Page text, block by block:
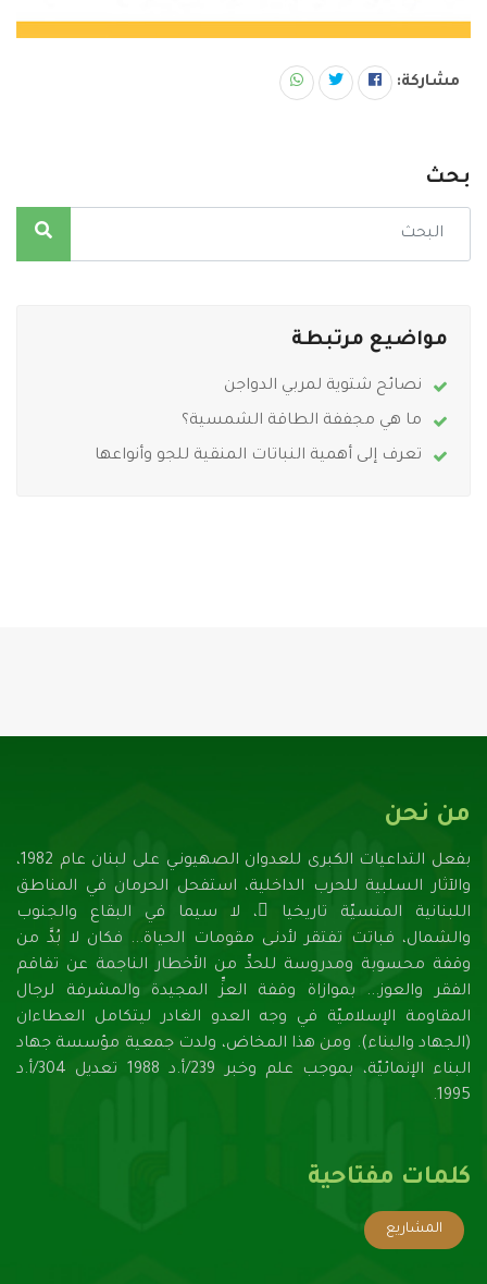
مشاركة:
بحث
مواضيع مرتبطة
نصائح شتوية لمربي الدواجن
ما هي مجففة الطاقة الشمسية؟
تعرف إلى أهمية النباتات المنقية للجو وأنواعها
من نحن
بفعل التداعيات الكبرى للعدوان الصهيونـي على لبنان عام 1982،
والآثار السلبية للحرب الداخلية، استفحل الحرمان في المناطق
اللبنانية المنسيّة تاريخيا ً، لا سيما في البقاع والجنوب
والشمال، فباتت تفتقر لأدنـى مقومات الحياة... فكان لا بُدَّ من
وقفة محسوبة ومدروسة للحدِّ من الأخطار الناجمة عن تفاقم
الفقر والعوز... بموازاة وقفة العزِّ المجيدة والمشرفة لرجال
المقاومة الإسلاميّة في وجه العدو الغادر ليتكامل العطاءان
(الجهاد والبناء). ومن هذا المخاض، ولدت جمعية مؤسسة جهاد
البناء الإنمائيّة، بموجب علم وخبر 239/أ.د 1988 تعديل 304/أ.د
1995.
كلمات مفتاحية
المشاريع